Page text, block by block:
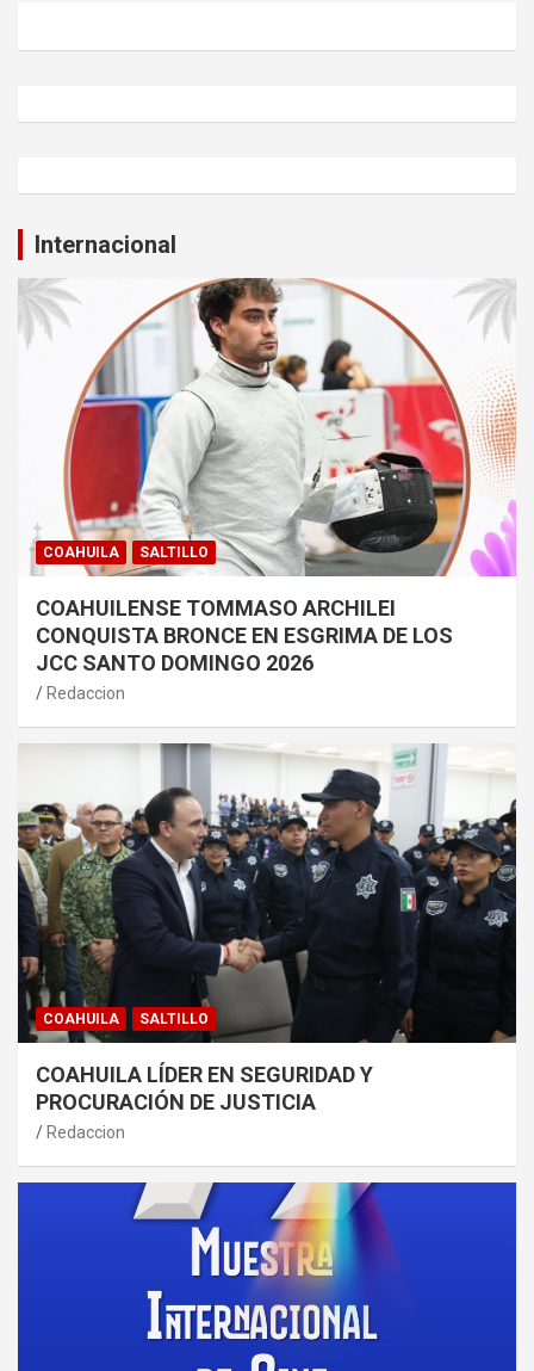
Internacional
COAHUILA SALTILLO
COAHUILENSE TOMMASO ARCHILEI
CONQUISTA BRONCE EN ESGRIMA DE LOS
JCC SANTO DOMINGO 2026
Redaccion
COAHUILA SALTILLO
COAHUILA LÍDER EN SEGURIDAD Y
PROCURACIÓN DE JUSTICIA
Redaccion